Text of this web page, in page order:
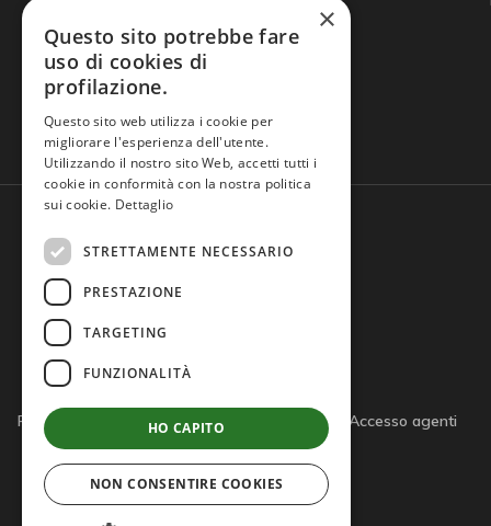
Domande frequenti
Privacy policy Cookie policy Note legali
Accesso agenti
×
Questo sito potrebbe fare
uso di cookies di
profilazione.
Questo sito web utilizza i cookie per
migliorare l'esperienza dell'utente.
Utilizzando il nostro sito Web, accetti tutti i
cookie in conformità con la nostra politica
sui cookie. Dettaglio
STRETTAMENTE NECESSARIO
PRESTAZIONE
TARGETING
FUNZIONALITÀ
HO CAPITO
NON CONSENTIRE COOKIES